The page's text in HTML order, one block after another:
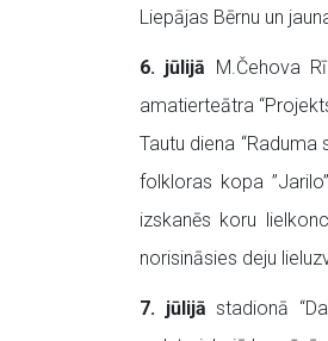
Liepājas Bērnu un
6. jūlijā M.Čehova
amatierteātra
Tautu diena “Raduma
folkloras kopa
izskanēs koru
norisināsies deju
7. jūlijā stadionā